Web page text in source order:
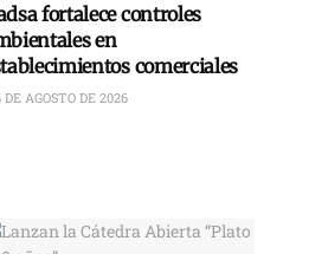
fortalece controles
en
comerciales
DE AGOSTO DE 2026